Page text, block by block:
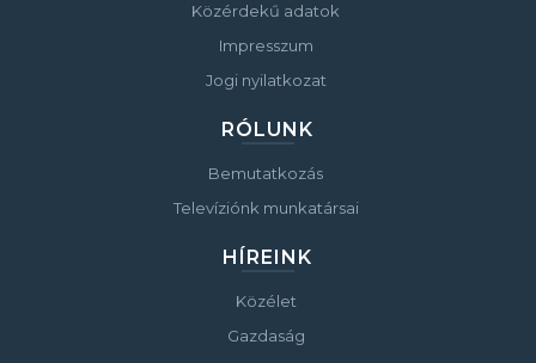
Közérdekű adatok
Impresszum
Jogi nyilatkozat
RÓLUNK
Bemutatkozás
Televíziónk munkatársai
HÍREINK
Közélet
Gazdaság